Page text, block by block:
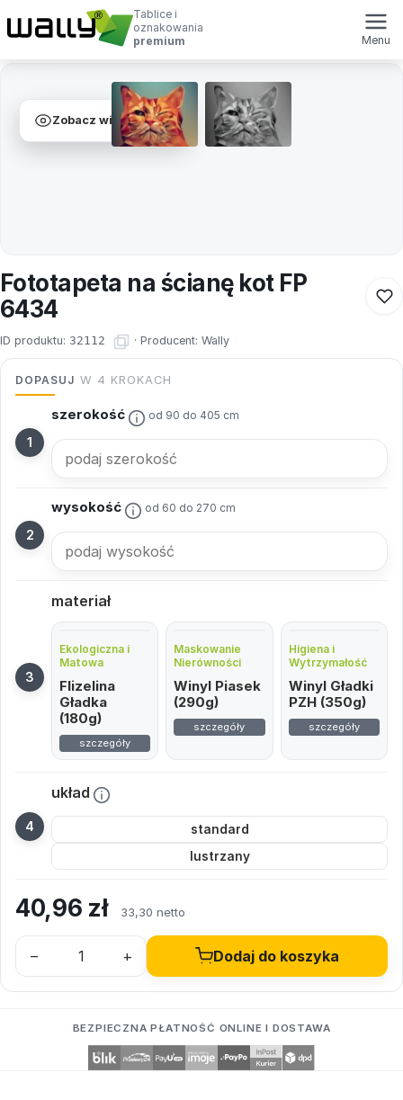
Tablice i
oznakowania
premium
Menu
Zobacz wizualizacje
Fototapeta na ścianę kot FP
6434
ID produktu: 32112 · Producent: Wally
DOPASUJ W 4 KROKACH
szerokość od 90 do 405 cm
wysokość od 60 do 270 cm
materiał
Ekologiczna i
Matowa
Flizelina
Gładka
(180g)
szczegóły
Maskowanie
Nierówności
Winyl Piasek
(290g)
szczegóły
Higiena i
Wytrzymałość
Winyl Gładki
PZH (350g)
szczegóły
układ
standard
lustrzany
40,96 zł 33,30 netto
– + Dodaj do koszyka
BEZPIECZNA PŁATNOŚĆ ONLINE I DOSTAWA